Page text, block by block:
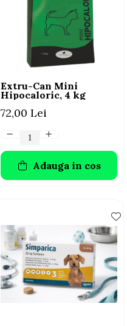
Extru-Can Mini
Hipocaloric, 4 kg
72,00 Lei
Adauga in cos